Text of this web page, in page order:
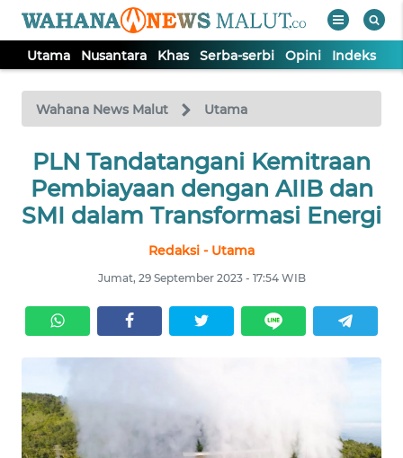
Utama Nusantara Khas Serba-serbi Opini Indeks
Wahana News Malut Utama
PLN Tandatangani Kemitraan
Pembiayaan dengan AIIB dan
SMI dalam Transformasi Energi
Redaksi - Utama
Jumat, 29 September 2023 - 17:54 WIB
TV
Tutup
UTAMA
NUSANTARA
SERBA-
SERBI
Informasi